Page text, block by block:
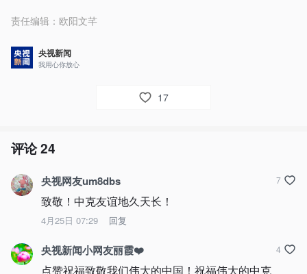
责任编辑： 欧阳文芊
央视新闻
我用心你放心
17
评论24
央视网友um8dbs
致敬！中克友谊地久天长！
4月25日 07:29 回复
7
央视新闻小网友丽霞❤️
点赞祝福致敬我们伟大的中国！祝福伟大的中克
4